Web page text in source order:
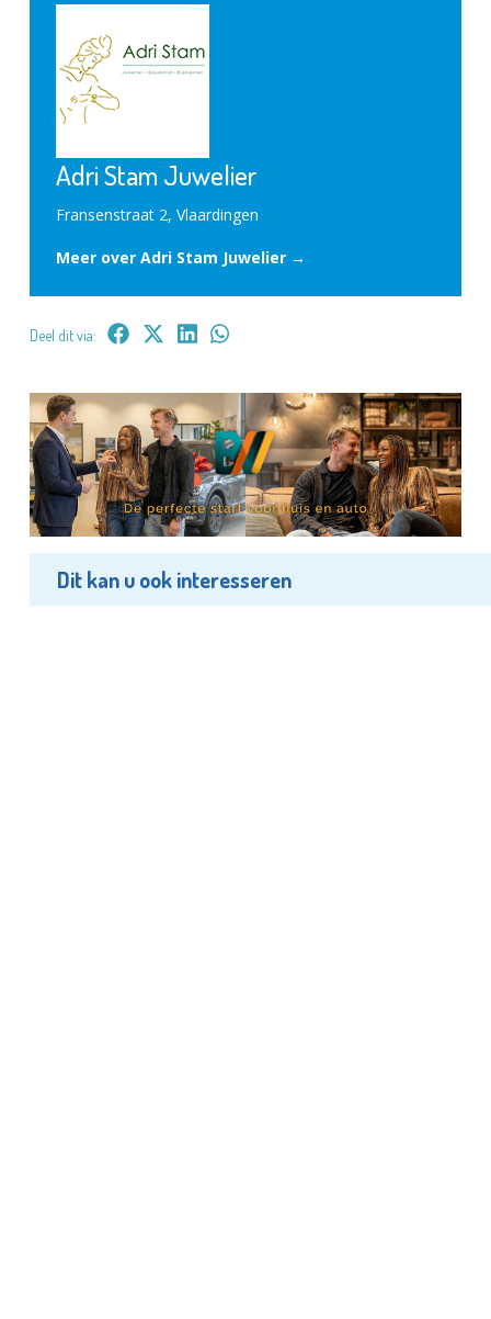
Adri Stam Juwelier
Fransenstraat 2, Vlaardingen
Meer over Adri Stam Juwelier →
Deel dit via:
Dit kan u ook interesseren